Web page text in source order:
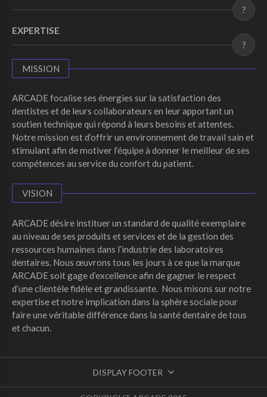
?
EXPERTISE
?
MISSION
ARCADE focalise ses énergies sur la satisfaction des
dentistes et de leurs collaborateurs en leur apportant un
soutien technique qui répond à leurs besoins et attentes.
Notre mission est d’offrir un environnement de travail sain et
stimulant afin de motiver l’équipe à donner le meilleur de ses
compétences au service du confort du patient.
VISION
ARCADE désire instituer un standard de qualité exemplaire
au niveau de ses produits et services et de la gestion des
ressources humaines dans l’industrie des laboratoires
dentaires. Nous œuvrons tous les jours à ce que la marque
ARCADE soit gage d’excellence afin de gagner le respect
d’une clientèle fidèle et grandissante. Nous misons sur notre
expertise et notre implication dans la sphère sociale pour
faire une véritable différence dans la santé dentaire de tous
et chacun.
DISPLAY FOOTER